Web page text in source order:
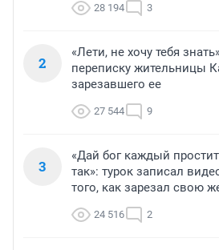
28 194 3
2
«Лети, не хочу тебя
переписку жительницы
зарезавшего ее
27 544 9
3
«Дай бог каждый
так»: турок записал
того, как зарезал свою
24 516 2